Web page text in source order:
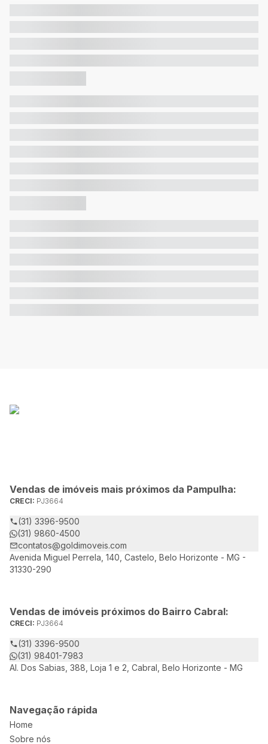
Vendas de imóveis mais próximos da Pampulha:
CRECI: PJ3664
(31) 3396-9500
(31) 9860-4500
contatos@goldimoveis.com
Avenida Miguel Perrela, 140, Castelo, Belo Horizonte - MG -
31330-290
Vendas de imóveis próximos do Bairro Cabral:
CRECI: PJ3664
(31) 3396-9500
(31) 98401-7983
Al. Dos Sabias, 388, Loja 1 e 2, Cabral, Belo Horizonte - MG
Navegação rápida
Home
Sobre nós